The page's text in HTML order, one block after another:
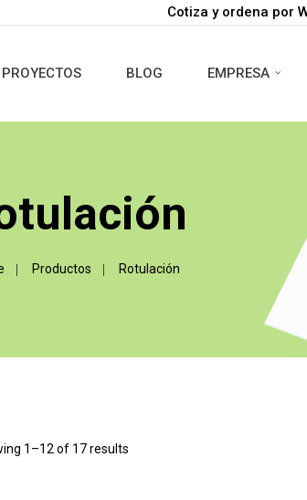
Cotiza y ordena por
PROYECTOS BLOG EMPRESA
Productos Rotulación
1–12 of 17 results